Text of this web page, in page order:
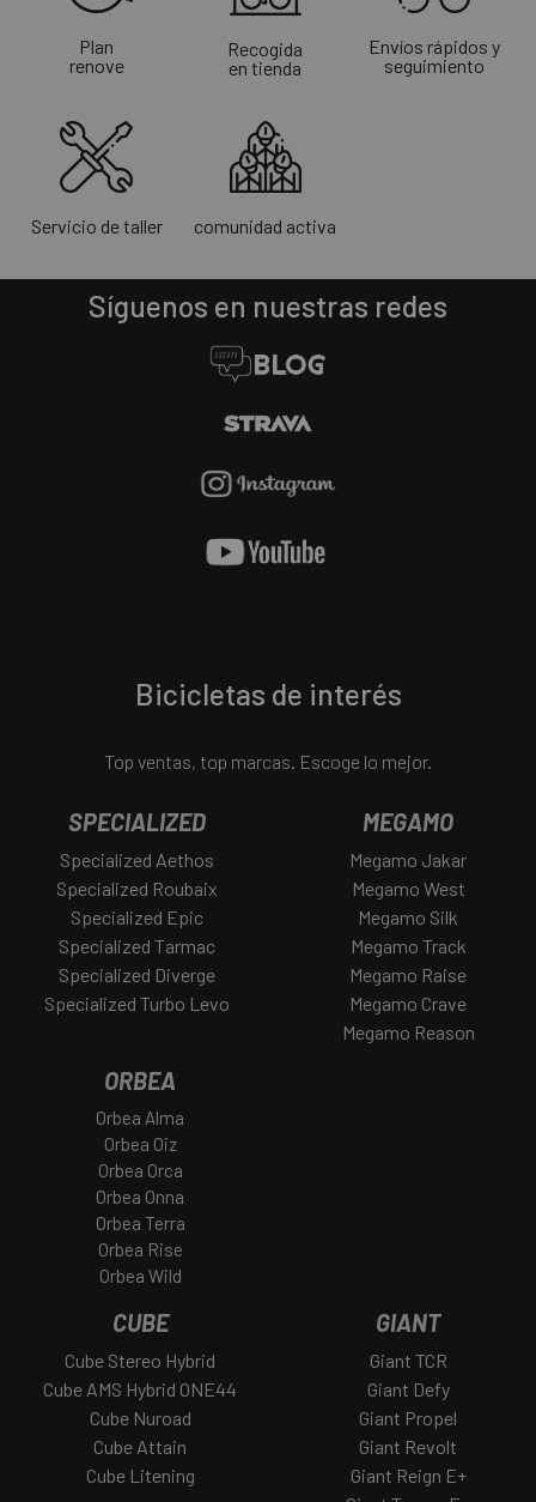
Plan
renove
Recogida
en tienda
Envíos rápidos y
seguimiento
Servicio de taller comunidad activa
Síguenos en nuestras redes
Bicicletas de interés
Top ventas, top marcas. Escoge lo mejor.
SPECIALIZED
Specialized Aethos
Specialized Roubaix
Specialized Epic
Specialized Tarmac
Specialized Diverge
Specialized Turbo Levo
MEGAMO
Megamo Jakar
Megamo West
Megamo Silk
Megamo Track
Megamo Raise
Megamo Crave
Megamo Reason
ORBEA
Orbea Alma
Orbea Oiz
Orbea Orca
Orbea Onna
Orbea Terra
Orbea Rise
Orbea Wild
CUBE
Cube Stereo Hybrid
Cube AMS Hybrid ONE44
Cube Nuroad
Cube Attain
Cube Litening
GIANT
Giant TCR
Giant Defy
Giant Propel
Giant Revolt
Giant Reign E+